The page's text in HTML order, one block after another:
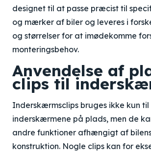
designet til at passe præcist til
og mærker af biler og leveres i
og størrelser for at imødekomme
monteringsbehov.
Anvendelse af
clips til
Inderskærmsclips bruges ikke kun til
inderskærmene på plads, men de
andre funktioner afhængigt af
konstruktion. Nogle clips kan for